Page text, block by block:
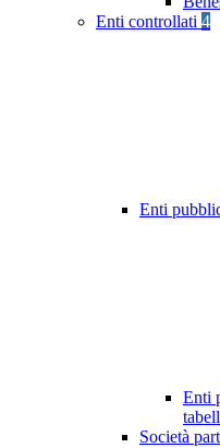
Enti controllati 4
Enti
Enti
Società